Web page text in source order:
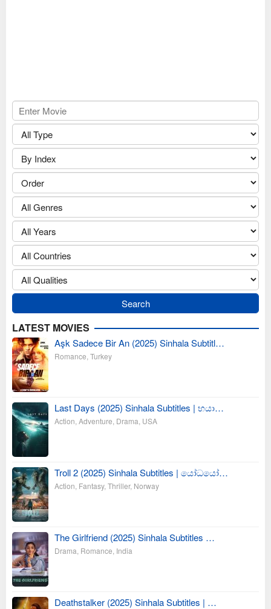
LATEST MOVIES
Aşk Sadece Bir An (2025) Sinhala Subtitl…
Romance Turkey
Last Days (2025) Sinhala Subtitles | භයා…
Action Adventure Drama USA
Troll 2 (2025) Sinhala Subtitles | යෝධයෝ…
Action Fantasy, Thriller, Norway
The Girlfriend (2025) Sinhala Subtitles …
Drama Romance India
Deathstalker (2025) Sinhala Subtitles | …